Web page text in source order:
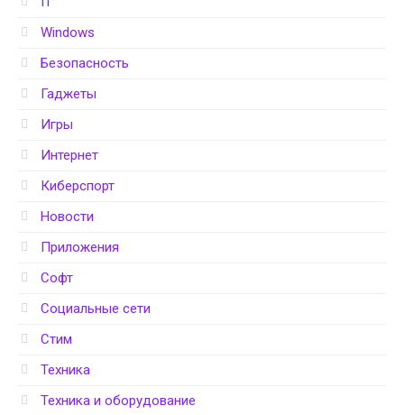
Windows
Безопасность
Гаджеты
Игры
Интернет
Киберспорт
Новости
Приложения
Софт
Социальные сети
Стим
Техника
Техника и оборудование